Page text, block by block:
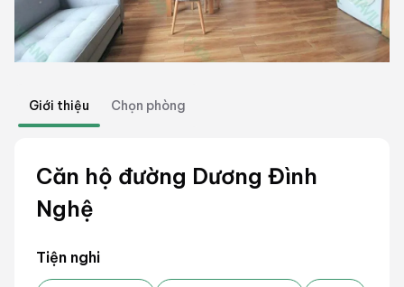
Giới thiệu Chọn phòng
Căn hộ đường Dương Đình
Nghệ
Tiện nghi